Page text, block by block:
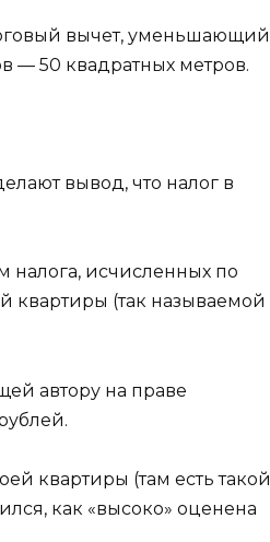
вычет, уменьшающий
— 50 квадратных метров.
вывод, что налог в
налога, исчисленных по
квартиры (так называемой
автору на праве
квартиры (там есть такой
как «высоко» оценена